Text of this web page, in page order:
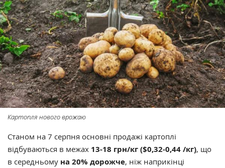
Картопля нового врожаю
Станом на 7 серпня основні продажі картоплі
відбуваються в межах 13-18 грн/кг ($0,32-0,44 /кг), що
в середньому на 20% дорожче, ніж наприкінці